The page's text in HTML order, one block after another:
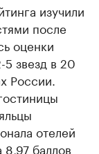
изучили
после
оценки
звезд в 20
России.
отелей
баллов